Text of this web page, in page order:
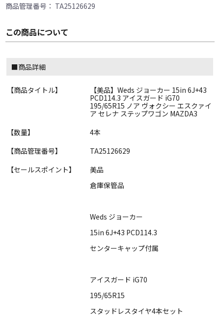
商品管理番号： TA25126629
この商品について
■商品詳細
【商品タイトル】
【美品】Weds ジョーカー 15in 6J+43
PCD114.3 アイスガード iG70
195/65R15 ノア ヴォクシー エスクァイ
ア セレナ ステップワゴン MAZDA3
【数量】
4本
【商品管理番号】
TA25126629
【セールスポイント】
美品
倉庫保管品
Weds ジョーカー
15in 6J+43 PCD114.3
センターキャップ付属
アイスガード iG70
195/65R15
スタッドレスタイヤ4本セット